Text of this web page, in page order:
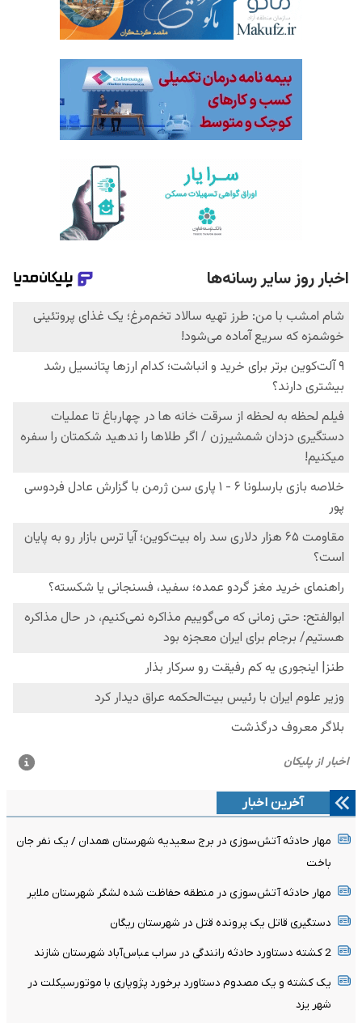
آخرین اخبار
مهار حادثه آتش‌سوزی در برج سعیدیه شهرستان همدان / یک نفر جان
باخت
مهار حادثه آتش‌سوزی در منطقه حفاظت شده لشگر شهرستان ملایر
دستگیری قاتل یک پرونده قتل در شهرستان ریگان
2 کشته دستاورد حادثه رانندگی در سراب عباس‌آباد شهرستان شازند
یک کشته و یک مصدوم دستاورد برخورد پژوپاری با موتورسیکلت در
شهر یزد